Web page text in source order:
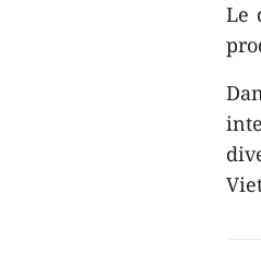
Le